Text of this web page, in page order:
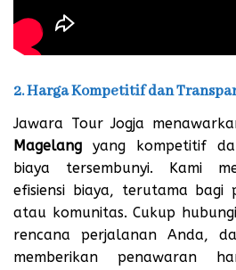
2. Harga Kompetitif dan
Jawara Tour Jogja
Magelang yang kompetitif
biaya tersembunyi. Kami
efisiensi biaya, terutama bagi
atau komunitas. Cukup
rencana perjalanan Anda,
memberikan penawaran